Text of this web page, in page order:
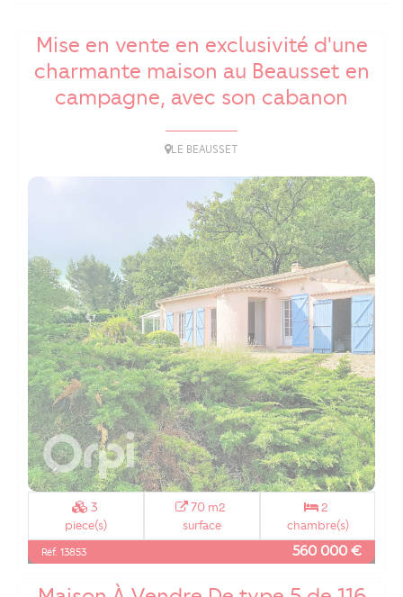
Mise en vente en exclusivité d'une
charmante maison au Beausset en
campagne, avec son cabanon
LE BEAUSSET
3
piece(s)
70 m2
surface
2
chambre(s)
Réf. 13853 560 000 €